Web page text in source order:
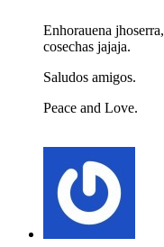
Enhorauena
cosechas jajaja.
Saludos amigos.
Peace and Love.